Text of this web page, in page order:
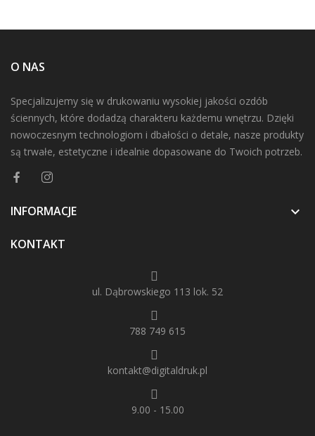
O NAS
Specjalizujemy się w drukowaniu wysokiej jakości ozdób
ściennych, które dodadzą charakteru każdemu wnętrzu. Dzięki
nowoczesnym technologiom i dbałości o detale, nasze produkty
są trwałe, estetyczne i idealnie dopasowane do Twoich potrzeb.
INFORMACJE 
KONTAKT
ul. Dąbrowskiego 113 lok. 52
788 749 615
kontakt@digitaldruk.pl
9.00 - 15.00